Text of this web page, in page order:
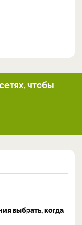
чтобы
выбрать, когда